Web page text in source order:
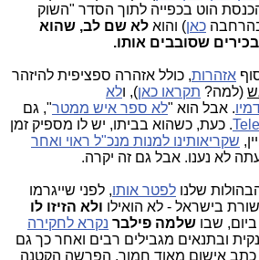
הוט בכפייה לתוך הסדר "השוק
כאן) והוא לא שם לב, שהוא
שסובבים אותו.
אזהרות, כולל אזהרה ספציפית להיזהר
(למה? תקראו כאן), ולא
. אבל הוא "לא ספר איש ממטר", גם
. כעת, כשהוא בביתו, יש לו מספיק זמן
שקריאותינו למנות מנכ"ל ראוי ואחר
לא נענו. אבל גם זה יקרה.
שלנו לפטר אותו, לפני שייגרמו
בישראל - לא הואילו ולא הזיזו לו
ביום, שבו שלמה פילבר נקרא לחקירה
ובתנאים מגבילים רבים ואחר כך גם
כתב אישום מאוד חמור. הפרשה הקטנה